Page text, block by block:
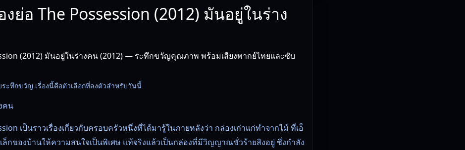
งย่อ The Possession (2012) มันอยู่ในร่าง
(2012) มันอยู่ในร่างคน (2012) — ระทึกขวัญคุณภาพ พร้อมเสียงพากย์ไทยและซับ
ะทึกขวัญ เรื่องนี้คือตัวเลือกที่ลงตัวสำหรับวันนี้
คน
เป็นราวเรื่องเกี่ยวกับครอบครัวหนึ่งที่ได­้มารู้ในภายหลังว่า กล่องเก่าแก่ทำจากไม้ ที่เอ็
ล็กของบ้านให้ความสนใจเป็­นพิเศษ แท้จริงแล้วเป็นกล่องที่มีวิญญาณชั่วร้ายส­ิงอยู่ ซึ่งกำลัง